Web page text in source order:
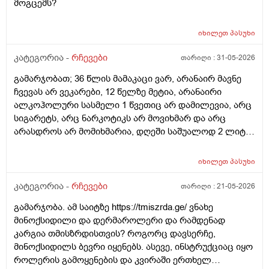
მოგცემს?
იხილეთპასუხი
კატეგორია - რჩევები თარიღი :31-05-2026
გამარჯობათ; 36 წლის მამაკაცი ვარ, არანაირ მავნე
ჩვევას არ ვეკარები, 12 წელზე მეტია, არანაირი
ალკოჰოლური სასმელი 1 წვეთიც არ დამილევია, არც
სიგარეტს, არც ნარკოტიკს არ მოვიხმარ და არც
არასდროს არ მომიხმარია, დღეში საშუალოდ 2 ლიტრ
მაქვს, სხვა ვარჯიშებსაც ვაკეთებ, არ მაწუხებს
არაფერი არ მიგრძვნია, სეზონური სურდო ან ვირუსიც
ზეზეულა ვიხდი; იშვიათად, რომ ამ დროს რაიმე
წამალი დამჭირდეს. სიმაღლით 193-194 სმ ვარ, წონით
დაახლოებით 77 კგ, ჭარბი წონა არასდროს არ
მაწუხებდა, ჩემი წონა 80 კგ არასდროს არ ასცილებია.
მაინტერესებს: 1.ბავშვობიდან ბევრ ხილ-ბოსტნეულს,
იხილეთპასუხი
კატეგორია - რჩევები თარიღი :21-05-2026
გამარჯობა. ამ საიტზე https://tmiszrda.ge/ ვნახე
მინოქსიდილი და დერმაროლერი და რამდენად
კარგია თმისზრდისთვის? როგორც დავსერჩე,
მინოქსიდილს ბევრი იყენებს. ასევე, ინსტრუქციაც იყო
როლერის გამოყენების და კვირაში ერთხელ